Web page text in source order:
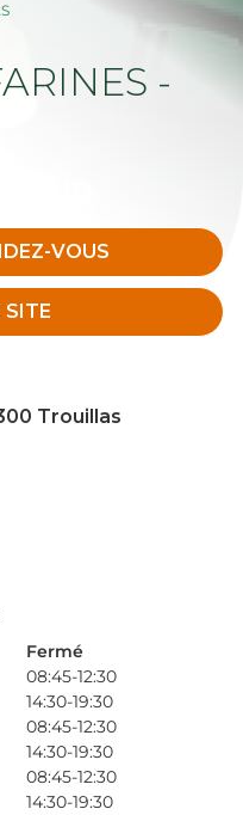
-
VOUS
SITE
Trouillas
Fermé
08:45-12:30
14:30-19:30
08:45-12:30
14:30-19:30
08:45-12:30
14:30-19:30